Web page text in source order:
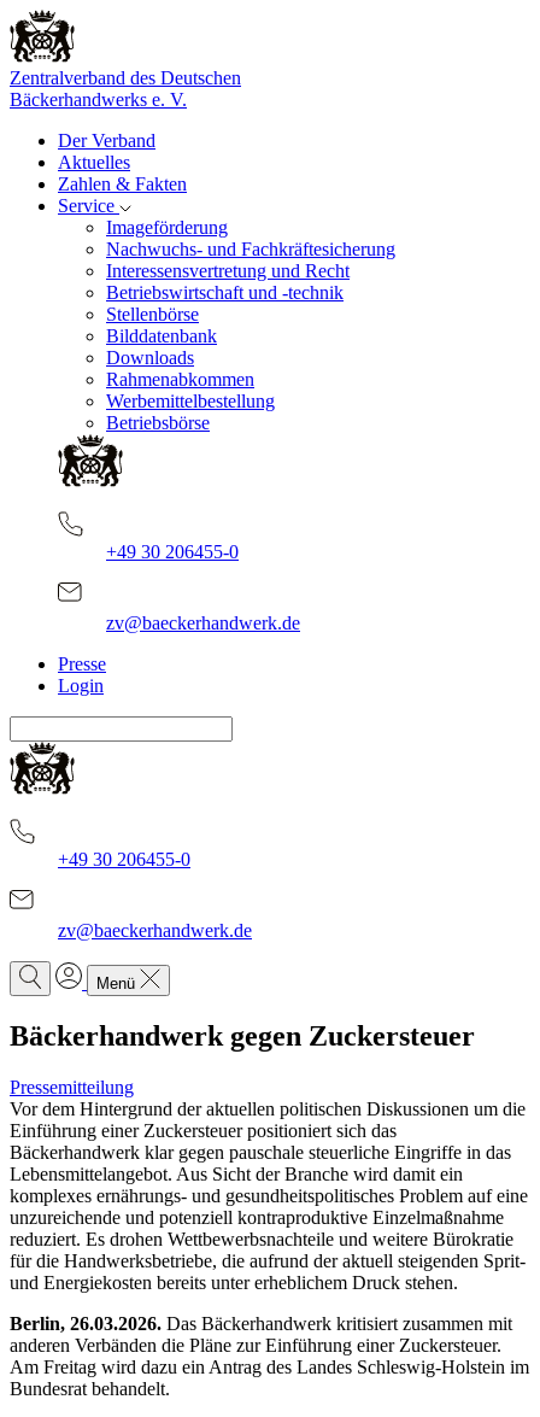
Zentralverband des Deutschen
Bäckerhandwerks e. V.
Der Verband
Aktuelles
Zahlen & Fakten
Service
Imageförderung
Nachwuchs- und Fachkräftesicherung
Interessensvertretung und Recht
Betriebswirtschaft und -technik
Stellenbörse
Bilddatenbank
Downloads
Rahmenabkommen
Werbemittelbestellung
Betriebsbörse
+49 30 206455-0
zv@baeckerhandwerk.de
Presse
Login
+49 30 206455-0
zv@baeckerhandwerk.de
Menü
Bäckerhandwerk gegen Zuckersteuer
Pressemitteilung
Vor dem Hintergrund der aktuellen politischen Diskussionen um die
Einführung einer Zuckersteuer positioniert sich das
Bäckerhandwerk klar gegen pauschale steuerliche Eingriffe in das
Lebensmittelangebot. Aus Sicht der Branche wird damit ein
komplexes ernährungs- und gesundheitspolitisches Problem auf eine
unzureichende und potenziell kontraproduktive Einzelmaßnahme
reduziert. Es drohen Wettbewerbsnachteile und weitere Bürokratie
für die Handwerksbetriebe, die aufrund der aktuell steigenden Sprit-
und Energiekosten bereits unter erheblichem Druck stehen.
Berlin, 26.03.2026. Das Bäckerhandwerk kritisiert zusammen mit
anderen Verbänden die Pläne zur Einführung einer Zuckersteuer.
Am Freitag wird dazu ein Antrag des Landes Schleswig-Holstein im
Bundesrat behandelt.